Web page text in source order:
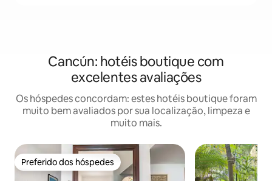
Cancún: hotéis boutique com
excelentes avaliações
Os hóspedes concordam: estes hotéis boutique foram
muito bem avaliados por sua localização, limpeza e
muito mais.
Preferido dos hóspedes
Preferido dos hóspedes